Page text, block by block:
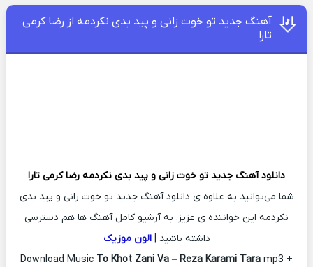
آهنگ جدید تو خوت زانی و پید بدی نکردمه از رضا کرمی
تارا
دانلود آهنگ جدید تو خوت زانی و پید بدی نکردمه رضا کرمی تارا
شما می‌توانید به علاوه ی دانلود آهنگ جدید تو خوت زانی و پید بدی
نکردمه این خواننده ی عزیز، به آرشیو کامل آهنگ ها هم دسترسی
داشته باشید |الون موزیک
Download Music To Khot Zani Va – Reza Karami Tara mp3 +